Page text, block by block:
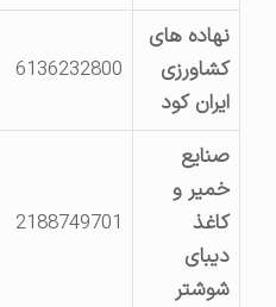
نهاده های
کشاورزی
ایران کود
6136232800
صنایع
خمیر و
کاغذ
دیبای
شوشتر
2188749701